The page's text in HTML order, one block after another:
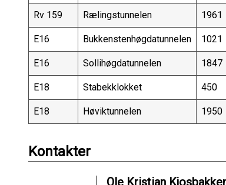
Rv 159 Rælingstunnelen 1961
E16 Bukkenstenhøgdatunnelen 1021
E16 Sollihøgdatunnelen 1847
E18 Stabekklokket 450
E18 Høviktunnelen 1950
Kontakter
Ole Kristian